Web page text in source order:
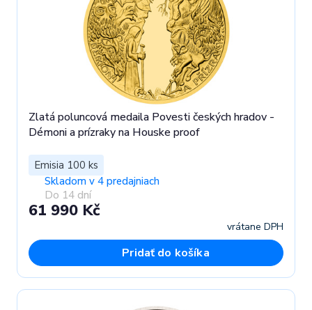
Zlatá poluncová medaila Povesti českých hradov -
Démoni a prízraky na Houske proof
Emisia 100 ks
Skladom v 4 predajniach
Do 14 dní
61 990 Kč
vrátane DPH
Pridať do košíka